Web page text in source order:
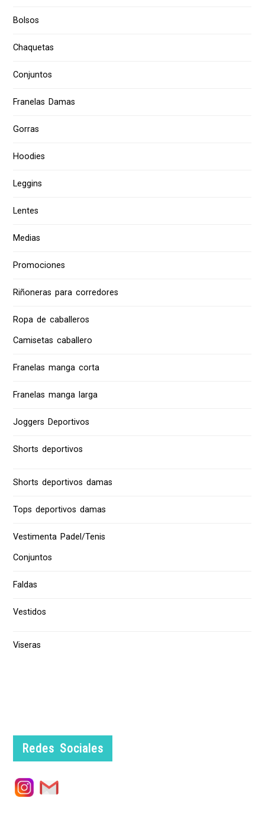
Bolsos
Chaquetas
Conjuntos
Franelas Damas
Gorras
Hoodies
Leggins
Lentes
Medias
Promociones
Riñoneras para corredores
Ropa de caballeros
Camisetas caballero
Franelas manga corta
Franelas manga larga
Joggers Deportivos
Shorts deportivos
Shorts deportivos damas
Tops deportivos damas
Vestimenta Padel/Tenis
Conjuntos
Faldas
Vestidos
Viseras
Redes Sociales